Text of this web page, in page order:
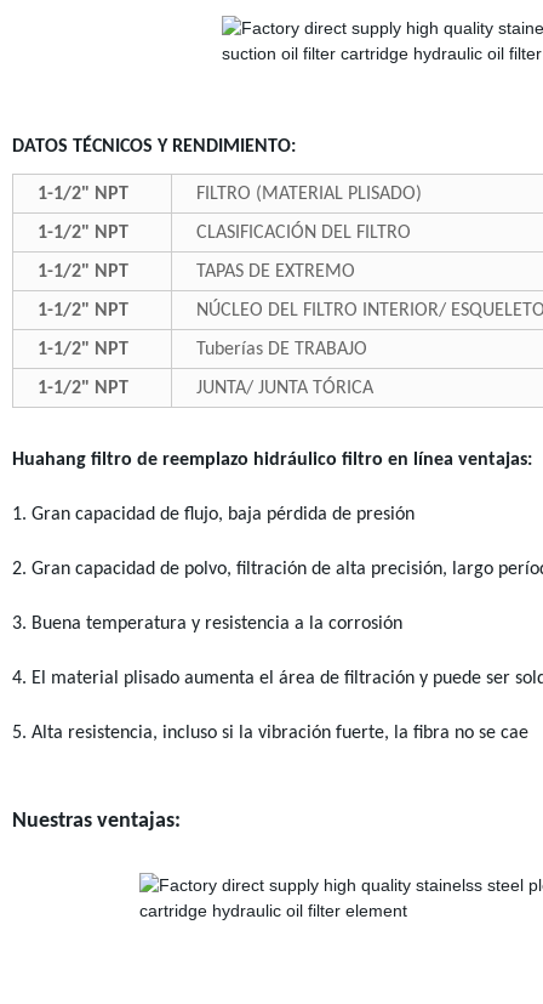
DATOS TÉCNICOS Y RENDIMIENTO:
1-1/2" NPT
FILTRO (MATERIAL PLISADO)
1-1/2" NPT
CLASIFICACIÓN DEL FILTRO
1-1/2" NPT
TAPAS DE EXTREMO
1-1/2" NPT
NÚCLEO DEL FILTRO INTERIOR/
1-1/2" NPT
Tuberías DE TRABAJO
1-1/2" NPT
JUNTA/ JUNTA TÓRICA
Huahang filtro de reemplazo hidráulico filtro en línea ventajas:
1. Gran capacidad de flujo, baja pérdida de presión
2. Gran capacidad de polvo, filtración de alta precisión, largo
3. Buena temperatura y resistencia a la corrosión
4. El material plisado aumenta el área de filtración y puede ser
5. Alta resistencia, incluso si la vibración fuerte, la fibra no se cae
Nuestras ventajas: